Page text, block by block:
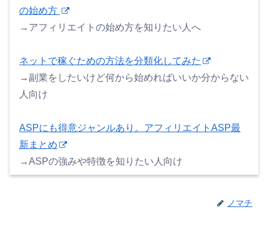
の始め方
→アフィリエイトの始め方を知りたい人へ
ネットで稼ぐための方法を分類化してみた
→副業をしたいけど何から始めればいいか分からない
人向け
ASPにも得意ジャンルあり。アフィリエイトASP最
新まとめ
→ASPの強みや特徴を知りたい人向け
ノマチ